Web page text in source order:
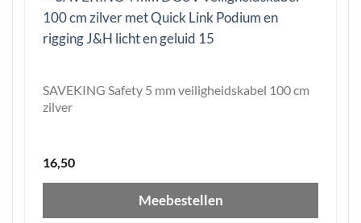
SAVEKING Safety 5 mm veiligheidskabel 100 cm
zilver
16,50
Meebestellen